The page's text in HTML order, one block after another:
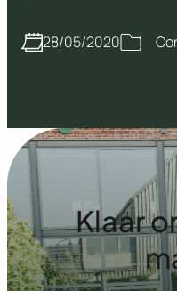
28/05/2020
Klaar